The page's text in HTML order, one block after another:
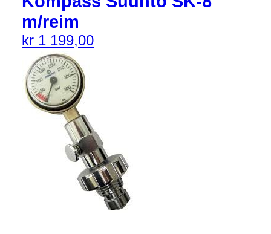
m/reim
kr 1 199,00